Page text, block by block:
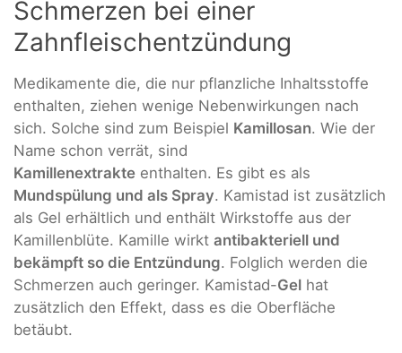
Schmerzen bei einer
Zahnfleischentzündung
Medikamente die, die nur pflanzliche Inhaltsstoffe
enthalten, ziehen wenige Nebenwirkungen nach
sich. Solche sind zum Beispiel Kamillosan. Wie der
Name schon verrät, sind
Kamillenextrakte enthalten. Es gibt es als
Mundspülung und als Spray. Kamistad ist zusätzlich
als Gel erhältlich und enthält Wirkstoffe aus der
Kamillenblüte. Kamille wirkt antibakteriell und
bekämpft so die Entzündung. Folglich werden die
Schmerzen auch geringer. Kamistad-Gel hat
zusätzlich den Effekt, dass es die Oberfläche
betäubt.